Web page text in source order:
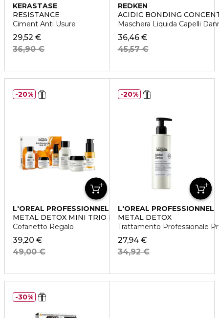
KERASTASE
RESISTANCE
Ciment Anti Usure
29,52 €
36,90 €
REDKEN
ACIDIC BONDING
Maschera Liquida Capelli
36,46 €
45,57 €
L'OREAL PROFESSIONNEL
METAL DETOX MINI TRIO KIT
Cofanetto Regalo
39,20 €
49,00 €
20%
L'OREAL PROFESSIONNEL
METAL DETOX
Trattamento Professionale
27,94 €
34,92 €
20%
30%